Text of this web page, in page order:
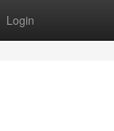
Login